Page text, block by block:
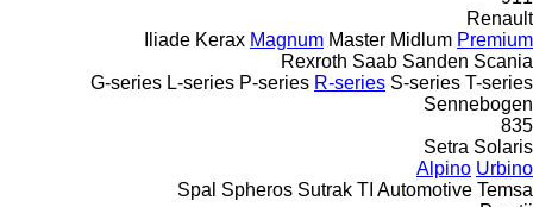
Renault
Iliade Kerax Magnum Master Midlum Premium
Rexroth Saab Sanden Scania
G-series L-series P-series R-series S-series T-series
Sennebogen
835
Setra Solaris
Alpino Urbino
Spal Spheros Sutrak TI Automotive Temsa